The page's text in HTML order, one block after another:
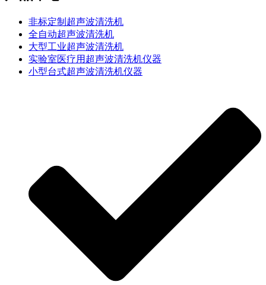
非标定制超声波清洗机
全自动超声波清洗机
大型工业超声波清洗机
实验室医疗用超声波清洗机仪器
小型台式超声波清洗机仪器